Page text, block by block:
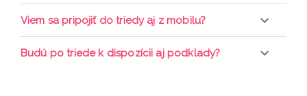
Triedy sa priebežne opakujú, stačí sledovať ponuku
Viem sa pripojiť do triedy aj z mobilu?
Áno, pripojenie do triedy je možné aj cez mobil,
Budú po triede k dispozícii aj podklady?